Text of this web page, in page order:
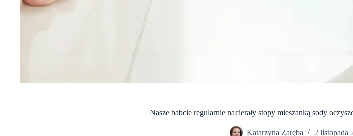
Nasze babcie regularnie nacierały stopy mieszanką sody
Katarzyna Zaręba 2 listopada